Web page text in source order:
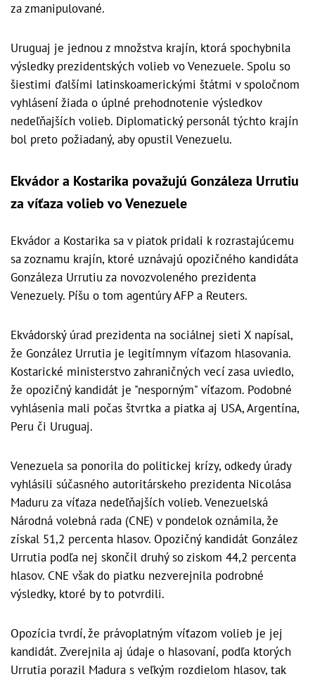
za zmanipulované.
Uruguaj je jednou z množstva krajín, ktorá spochybnila
výsledky prezidentských volieb vo Venezuele. Spolu so
šiestimi ďalšími latinskoamerickými štátmi v spoločnom
vyhlásení žiada o úplné prehodnotenie výsledkov
nedeľňajších volieb. Diplomatický personál týchto krajín
bol preto požiadaný, aby opustil Venezuelu.
Ekvádor a Kostarika považujú Gonzáleza Urrutiu
za víťaza volieb vo Venezuele
Ekvádor a Kostarika sa v piatok pridali k rozrastajúcemu
sa zoznamu krajín, ktoré uznávajú opozičného kandidáta
Gonzáleza Urrutiu za novozvoleného prezidenta
Venezuely. Píšu o tom agentúry AFP a Reuters.
Ekvádorský úrad prezidenta na sociálnej sieti X napísal,
že González Urrutia je legitímnym víťazom hlasovania.
Kostarické ministerstvo zahraničných vecí zasa uviedlo,
že opozičný kandidát je "nesporným" víťazom. Podobné
vyhlásenia mali počas štvrtka a piatka aj USA, Argentína,
Peru či Uruguaj.
Venezuela sa ponorila do politickej krízy, odkedy úrady
vyhlásili súčasného autoritárskeho prezidenta Nicolása
Maduru za víťaza nedeľňajších volieb. Venezuelská
Národná volebná rada (CNE) v pondelok oznámila, že
získal 51,2 percenta hlasov. Opozičný kandidát González
Urrutia podľa nej skončil druhý so ziskom 44,2 percenta
hlasov. CNE však do piatku nezverejnila podrobné
výsledky, ktoré by to potvrdili.
Opozícia tvrdí, že právoplatným víťazom volieb je jej
kandidát. Zverejnila aj údaje o hlasovaní, podľa ktorých
Urrutia porazil Madura s veľkým rozdielom hlasov, tak